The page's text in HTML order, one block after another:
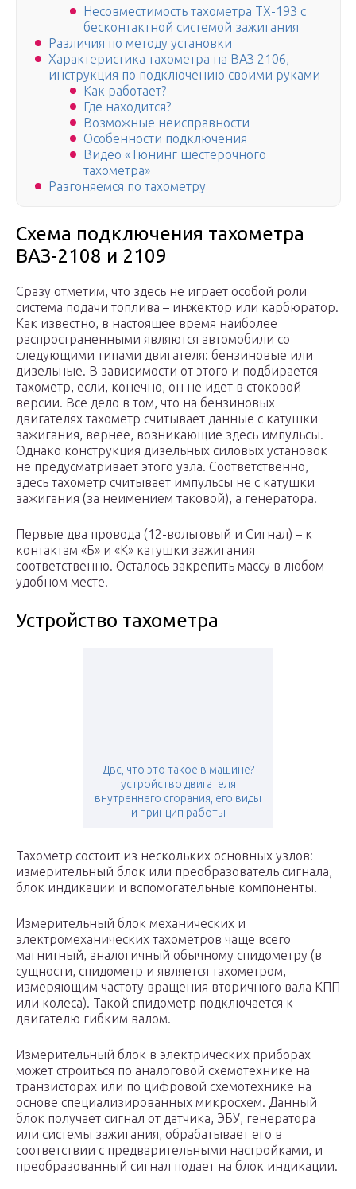
Несовместимость тахометра ТХ-193 с
бесконтактной системой зажигания
Различия по методу установки
Характеристика тахометра на ВАЗ 2106,
инструкция по подключению своими руками
Как работает?
Где находится?
Возможные неисправности
Особенности подключения
Видео «Тюнинг шестерочного
тахометра»
Разгоняемся по тахометру
Схема подключения тахометра
ВАЗ-2108 и 2109
Сразу отметим, что здесь не играет особой роли
система подачи топлива – инжектор или карбюратор.
Как известно, в настоящее время наиболее
распространенными являются автомобили со
следующими типами двигателя: бензиновые или
дизельные. В зависимости от этого и подбирается
тахометр, если, конечно, он не идет в стоковой
версии. Все дело в том, что на бензиновых
двигателях тахометр считывает данные с катушки
зажигания, вернее, возникающие здесь импульсы.
Однако конструкция дизельных силовых установок
не предусматривает этого узла. Соответственно,
здесь тахометр считывает импульсы не с катушки
зажигания (за неимением таковой), а генератора.
Первые два провода (12-вольтовый и Сигнал) – к
контактам «Б» и «К» катушки зажигания
соответственно. Осталось закрепить массу в любом
удобном месте.
Устройство тахометра
Двс, что это такое в машине?
устройство двигателя
внутреннего сгорания, его виды
и принцип работы
Тахометр состоит из нескольких основных узлов:
измерительный блок или преобразователь сигнала,
блок индикации и вспомогательные компоненты.
Измерительный блок механических и
электромеханических тахометров чаще всего
магнитный, аналогичный обычному спидометру (в
сущности, спидометр и является тахометром,
измеряющим частоту вращения вторичного вала КПП
или колеса). Такой спидометр подключается к
двигателю гибким валом.
Измерительный блок в электрических приборах
может строиться по аналоговой схемотехнике на
транзисторах или по цифровой схемотехнике на
основе специализированных микросхем. Данный
блок получает сигнал от датчика, ЭБУ, генератора
или системы зажигания, обрабатывает его в
соответствии с предварительными настройками, и
преобразованный сигнал подает на блок индикации.